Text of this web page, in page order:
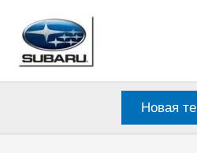
содержимому
Новая